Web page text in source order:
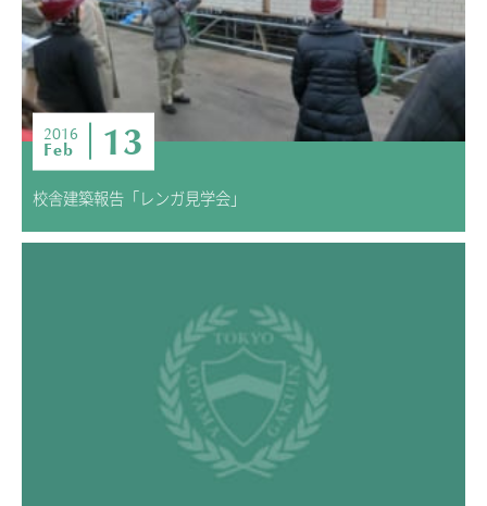
2016
Feb 13
校舎建築報告「レンガ見学会」